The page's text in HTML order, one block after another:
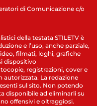
di Comunicazione c/o
della testata STILETV è
e l’uso, anche parziale,
filmati, loghi, grafiche
dispositivo
registrazioni, cover e
La redazione
sul sito. Non potendo
disponibile ad eliminarli su
offensivi e oltraggiosi.